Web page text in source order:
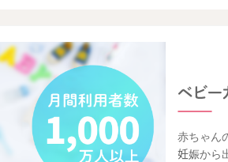
赤ちゃん
妊娠から